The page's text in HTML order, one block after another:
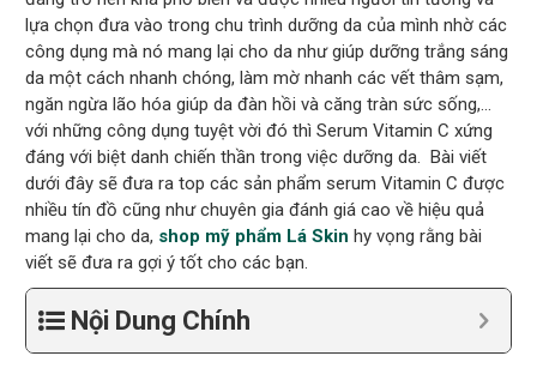
lựa chọn đưa vào trong chu trình dưỡng da của mình nhờ các
công dụng mà nó mang lại cho da như giúp dưỡng trắng sáng
da một cách nhanh chóng, làm mờ nhanh các vết thâm sạm,
ngăn ngừa lão hóa giúp da đàn hồi và căng tràn sức sống,…
với những công dụng tuyệt vời đó thì Serum Vitamin C xứng
đáng với biệt danh chiến thần trong việc dưỡng da. Bài viết
dưới đây sẽ đưa ra top các sản phẩm serum Vitamin C được
nhiều tín đồ cũng như chuyên gia đánh giá cao về hiệu quả
mang lại cho da, shop mỹ phẩm Lá Skin hy vọng rằng bài
viết sẽ đưa ra gợi ý tốt cho các bạn.
Nội Dung Chính